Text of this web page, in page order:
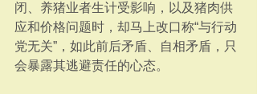
闭、养猪业者生计受影响，以及猪肉供
应和价格问题时，却马上改口称“与行动
党无关”，如此前后矛盾、自相矛盾，只
会暴露其逃避责任的心态。